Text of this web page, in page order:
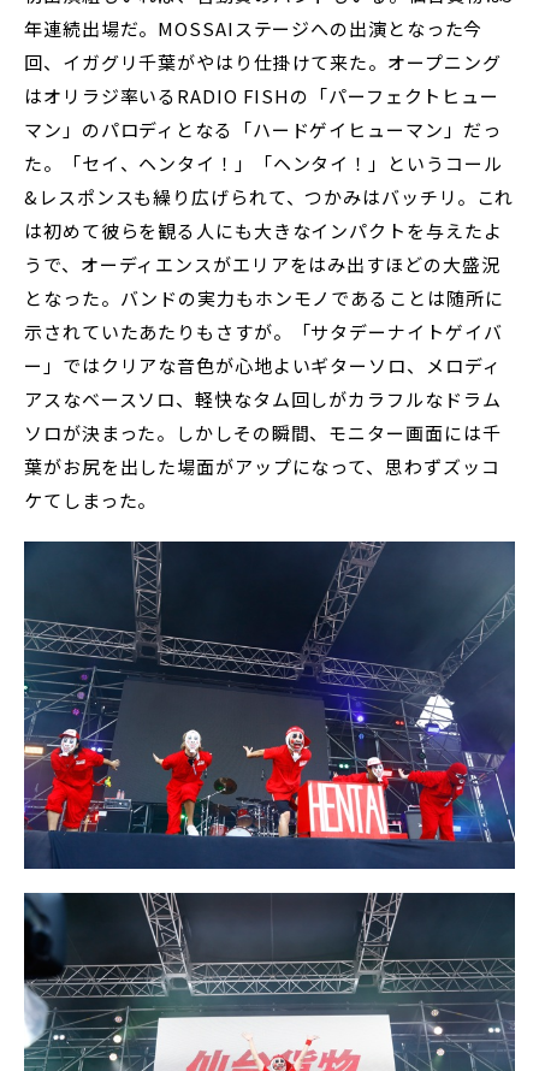
年連続出場だ。MOSSAIステージへの出演となった今
回、イガグリ千葉がやはり仕掛けて来た。オープニング
はオリラジ率いるRADIO FISHの「パーフェクトヒュー
マン」のパロディとなる「ハードゲイヒューマン」だっ
た。「セイ、ヘンタイ！」「ヘンタイ！」というコール
&レスポンスも繰り広げられて、つかみはバッチリ。これ
は初めて彼らを観る人にも大きなインパクトを与えたよ
うで、オーディエンスがエリアをはみ出すほどの大盛況
となった。バンドの実力もホンモノであることは随所に
示されていたあたりもさすが。「サタデーナイトゲイバ
ー」ではクリアな音色が心地よいギターソロ、メロディ
アスなベースソロ、軽快なタム回しがカラフルなドラム
ソロが決まった。しかしその瞬間、モニター画面には千
葉がお尻を出した場面がアップになって、思わずズッコ
ケてしまった。